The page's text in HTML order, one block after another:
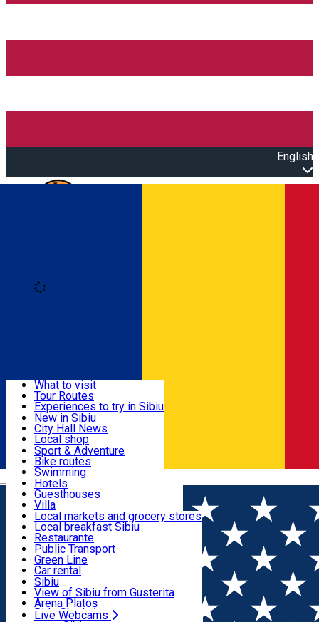
English
Română
Useful info
Activities & Adventure
Accommodation
Food, Drinks & Nightlife
Transport & Parking
Live Webcams
What to visit
Tour Routes
Experiences to try in Sibiu
Podcast
Culture
Museums
Churches
Parks, Zoo
County of Sibiu
New in Sibiu
City Hall News
Local shop
Sibiu artisans
Sibiul Verde
Public services
Education
How do I get to Sibiu
Tourist Info
Tour Guides
Guided tours
Publicații locale
Beauty salons
Sport & Adventure
Bike routes
Swimming
Riding
Indoor activities
Loc de joacă indoor
Loc de joacă outdoor
Ski
Ice skating
Yoga
Hotels
Guesthouses
Villa
Hostels
Motel
Camping
Renting rooms
Rooms for rent
Accommodation outside Sibiu
Local markets and grocery stores
Local breakfast Sibiu
Restaurante
Pizza
Fast Food
Coffee
Sweets
Pub, Bar
Night clubs
Bakeries
Public Transport
Green Line
Car rental
Rent a bike
Scooter rentals
Taxi
Ride Sharing
Sibiu
View of Sibiu from Gusterita
Arena Platoș
Live Webcams